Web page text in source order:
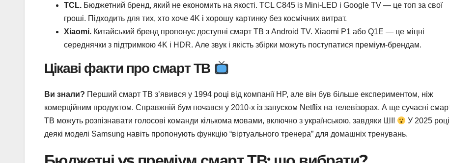
TCL. Бюджетний бренд, який не економить на якості. TCL C845 із Mini-LED і Google TV — це топ за свої
гроші. Підходить для тих, хто хоче 4K і хорошу картинку без космічних витрат.
Xiaomi. Китайський бренд пропонує доступні смарт ТВ з Android TV. Xiaomi P1 або Q1E — це міцні
середнячки з підтримкою 4K і HDR. Але звук і якість збірки можуть поступатися преміум-брендам.
Цікаві факти про смарт ТВ
Ви знали? Перший смарт ТВ з’явився у 1994 році від компанії HP, але він був більше експериментом, ніж
комерційним продуктом. Справжній бум почався у 2010-х із запуском Netflix на телевізорах. А ще сучасні
ТВ можуть розпізнавати голосові команди кількома мовами, включно з українською, завдяки ШІ!
У 2025 році
деякі моделі Samsung навіть пропонують функцію “віртуального тренера” для домашніх тренувань.